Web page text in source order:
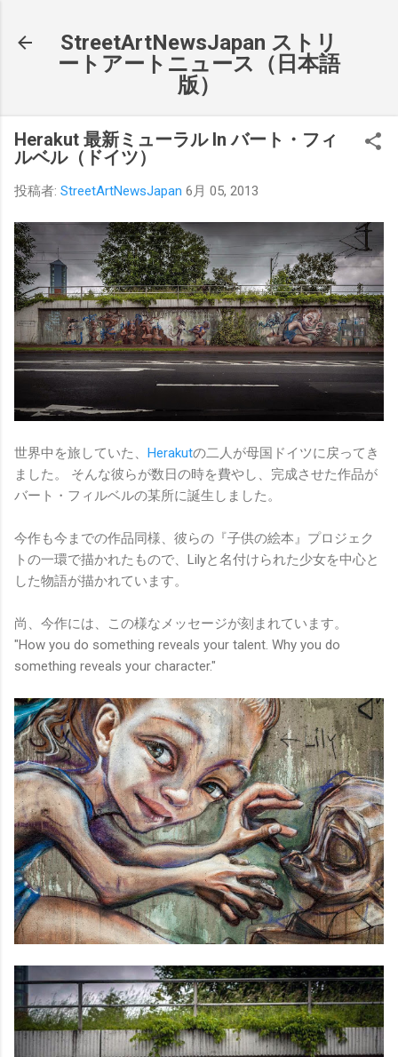
StreetArtNewsJapan ストリ
ートアートニュース（日本語
版）
Herakut 最新ミューラル In バート・フィ
ルベル（ドイツ）
投稿者: StreetArtNewsJapan 6月 05, 2013
世界中を旅していた、 Herakutの二人が母国ドイツに戻ってき
ました。 そんな彼らが数日の時を費やし、完成させた作品が
バート・フィルベルの某所に誕生しました。
今作も今までの作品同様、彼らの『子供の絵本』プロジェク
トの一環で描かれたもので、Lilyと名付けられた少女を中心と
した物語が描かれています。
尚、今作には、この様なメッセージが刻まれています。
"How you do something reveals your talent. Why you do
something reveals your character."